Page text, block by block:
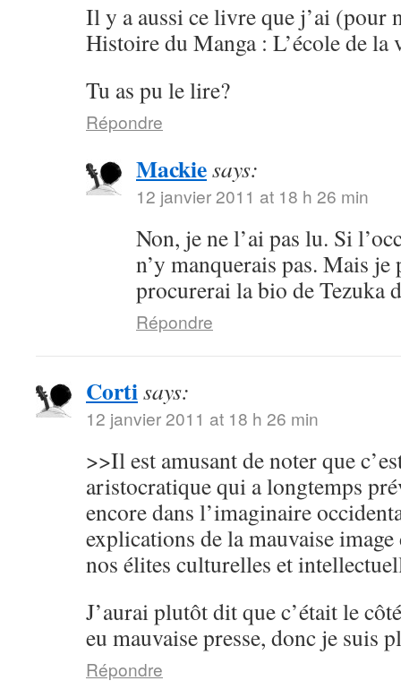
Il y a aussi ce livre que j’ai (pour
Histoire du Manga : L’école de la
Tu as pu le lire?
Répondre
Mackiesays:
12 janvier 2011 at 18 h 26 min
Non, je ne l’ai pas lu. Si
n’y manquerais pas. Mais je
procurerai la bio de Tezuka
Répondre
Cortisays:
12 janvier 2011 at 18 h 26 min
>>Il est amusant de noter que
aristocratique qui a longtemps
encore dans l’imaginaire
explications de la mauvaise image
nos élites culturelles et
J’aurai plutôt dit que c’était le
eu mauvaise presse, donc je suis
Répondre